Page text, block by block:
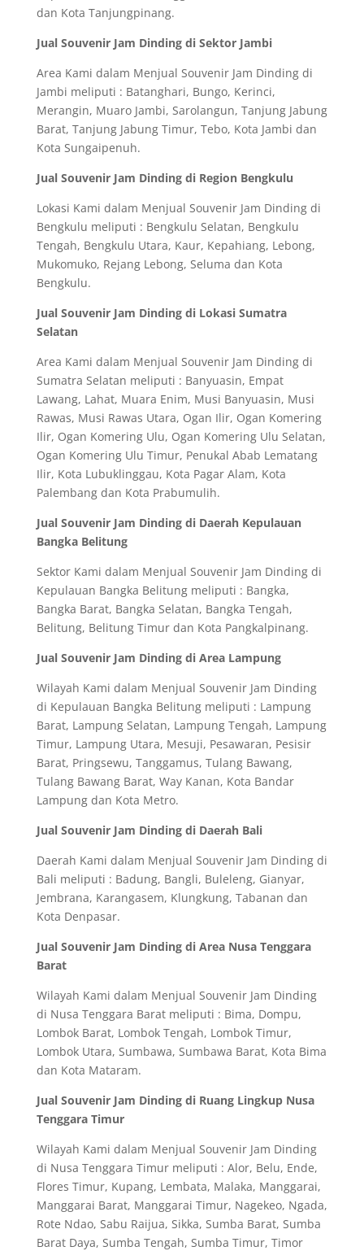
dan Kota Tanjungpinang.
Jual Souvenir Jam Dinding di Sektor Jambi
Area Kami dalam Menjual Souvenir Jam Dinding di
Jambi meliputi : Batanghari, Bungo, Kerinci,
Merangin, Muaro Jambi, Sarolangun, Tanjung Jabung
Barat, Tanjung Jabung Timur, Tebo, Kota Jambi dan
Kota Sungaipenuh.
Jual Souvenir Jam Dinding di Region Bengkulu
Lokasi Kami dalam Menjual Souvenir Jam Dinding di
Bengkulu meliputi : Bengkulu Selatan, Bengkulu
Tengah, Bengkulu Utara, Kaur, Kepahiang, Lebong,
Mukomuko, Rejang Lebong, Seluma dan Kota
Bengkulu.
Jual Souvenir Jam Dinding di Lokasi Sumatra
Selatan
Area Kami dalam Menjual Souvenir Jam Dinding di
Sumatra Selatan meliputi : Banyuasin, Empat
Lawang, Lahat, Muara Enim, Musi Banyuasin, Musi
Rawas, Musi Rawas Utara, Ogan Ilir, Ogan Komering
Ilir, Ogan Komering Ulu, Ogan Komering Ulu Selatan,
Ogan Komering Ulu Timur, Penukal Abab Lematang
Ilir, Kota Lubuklinggau, Kota Pagar Alam, Kota
Palembang dan Kota Prabumulih.
Jual Souvenir Jam Dinding di Daerah Kepulauan
Bangka Belitung
Sektor Kami dalam Menjual Souvenir Jam Dinding di
Kepulauan Bangka Belitung meliputi : Bangka,
Bangka Barat, Bangka Selatan, Bangka Tengah,
Belitung, Belitung Timur dan Kota Pangkalpinang.
Jual Souvenir Jam Dinding di Area Lampung
Wilayah Kami dalam Menjual Souvenir Jam Dinding
di Kepulauan Bangka Belitung meliputi : Lampung
Barat, Lampung Selatan, Lampung Tengah, Lampung
Timur, Lampung Utara, Mesuji, Pesawaran, Pesisir
Barat, Pringsewu, Tanggamus, Tulang Bawang,
Tulang Bawang Barat, Way Kanan, Kota Bandar
Lampung dan Kota Metro.
Jual Souvenir Jam Dinding di Daerah Bali
Daerah Kami dalam Menjual Souvenir Jam Dinding di
Bali meliputi : Badung, Bangli, Buleleng, Gianyar,
Jembrana, Karangasem, Klungkung, Tabanan dan
Kota Denpasar.
Jual Souvenir Jam Dinding di Area Nusa Tenggara
Barat
Wilayah Kami dalam Menjual Souvenir Jam Dinding
di Nusa Tenggara Barat meliputi : Bima, Dompu,
Lombok Barat, Lombok Tengah, Lombok Timur,
Lombok Utara, Sumbawa, Sumbawa Barat, Kota Bima
dan Kota Mataram.
Jual Souvenir Jam Dinding di Ruang Lingkup Nusa
Tenggara Timur
Wilayah Kami dalam Menjual Souvenir Jam Dinding
di Nusa Tenggara Timur meliputi : Alor, Belu, Ende,
Flores Timur, Kupang, Lembata, Malaka, Manggarai,
Manggarai Barat, Manggarai Timur, Nagekeo, Ngada,
Rote Ndao, Sabu Raijua, Sikka, Sumba Barat, Sumba
Barat Daya, Sumba Tengah, Sumba Timur, Timor